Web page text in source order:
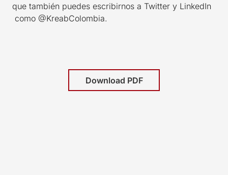
que también puedes escribirnos a Twitter y LinkedIn
como @KreabColombia.
Download PDF